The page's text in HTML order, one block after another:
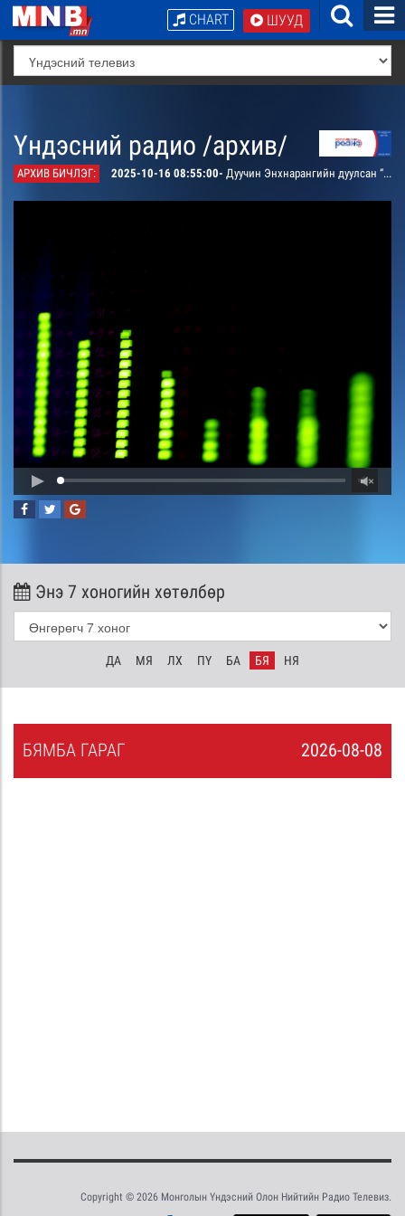
ШУУД
CHART
Үндэсний радио /архив/
АРХИВ БИЧЛЭГ: 2025-10-16 08:55:00- Дуучин Энхнарангийн дуулсан “Сайхан ч юм даа хорвоо” дуу
Энэ 7 хоногийн хөтөлбөр
ДА МЯ ЛХ ПҮ БА БЯ НЯ
2026-08-08
БЯМБА ГАРАГ
Copyright © 2026 Монголын Үндэсний Олон Нийтийн Радио Телевиз.